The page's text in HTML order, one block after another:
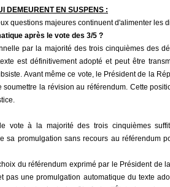
DEMEURENT EN SUSPENS :
questions majeures continuent d'alimenter les
après le vote des 3/5 ?
par la majorité des trois cinquièmes des
est définitivement adopté et peut être
Avant même ce vote, le Président de la
la révision au référendum. Cette positi
le vote à la majorité des trois cinquièmes
sa promulgation sans recours au référendum
du référendum exprimé par le Président de
pas une promulgation automatique du texte